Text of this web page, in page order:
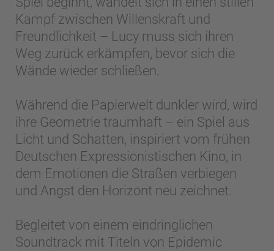
Kampf zwischen Willenskraft und
Freundlichkeit – Lucy muss sich ihren
Weg zurück erkämpfen, bevor sich die
Wände wieder schließen.
Während die Papierwelt dunkler wird, wird
ihre Geometrie traumhaft – ein Spiel aus
Licht und Schatten, inspiriert vom frühen
Deutschen Expressionistischen Kino, in
dem Emotionen die Straßen verbiegen
und Angst den Horizont neu zeichnet.
Begleitet von einem eindringlichen
Soundtrack mit Titeln von Epidemic